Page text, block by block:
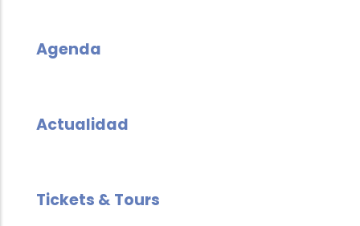
Agenda
Actualidad
Tickets & Tours